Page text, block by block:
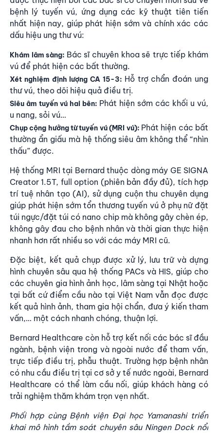
bệnh lý tuyến vú, ứng dụng các kỹ thuật tiên tiến
nhất hiện nay, giúp phát hiện sớm và chính xác các
dấu hiệu ung thư vú:
Khám lâm sàng: Bác sĩ chuyên khoa sẽ trực tiếp khám
vú để phát hiện các bất thường.
Xét nghiệm định lượng CA 15-3: Hỗ trợ chẩn đoán ung
thư vú, theo dõi hiệu quả điều trị.
Siêu âm tuyến vú hai bên: Phát hiện sớm các khối u vú,
u nang, sỏi vú…
Chụp cộng hưởng từ tuyến vú (MRI vú): Phát hiện các bất
thường ẩn giấu mà hệ thống siêu âm không thể “nhìn
thấu” được.
Hệ thống MRI tại Bernardthuộc dòng máy GE SIGNA
Creator 1.5T, full option (phiên bản đầy đủ), tích hợp
trí tuệ nhân tạo (AI), sử dụng cuộn thu chuyên dụng
giúp phát hiện sớm tổn thương tuyến vú ở phụ nữ đặt
túi ngực/đặt túi có nano chip mà không gây chèn ép,
không gây đau cho bệnh nhân và thời gian thực hiện
nhanh hơn rất nhiều so với các máy MRI cũ.
Đặc biệt, kết quả chụp được xử lý, lưu trữ và dựng
hình chuyên sâu qua hệ thống PACs và HIS, giúp cho
các chuyên gia hình ảnh học, lâm sàng tại Nhật hoặc
tại bất cứ điểm cầu nào tại Việt Nam vẫn đọc được
kết quả hình ảnh, tham gia hội chẩn, đưa ý kiến tham
vấn,… một cách nhanh chóng, thuận lợi.
Bernard Healthcare còn hỗ trợ kết nối các bác sĩ đầu
ngành, bệnh viện trong và ngoài nước để tham vấn,
trực tiếp điều trị, phẫu thuật. Trường hợp bệnh nhân
có nhu cầu điều trị tại cơ sở y tế nước ngoài, Bernard
Healthcare có thể làm cầu nối, giúp khách hàng có
trải nghiệm thăm khám trọn vẹn nhất.
Phối hợp cùng Bệnh viện Đại học Yamanashi triển
khai mô hình tầm soát chuyên sâu Ningen Dock nổi